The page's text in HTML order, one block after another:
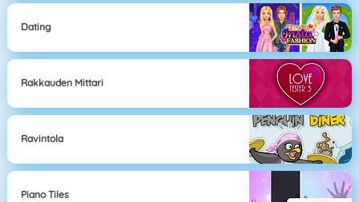
Dating
Rakkauden Mittari
Ravintola
Piano Tiles